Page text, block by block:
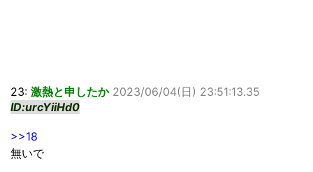
23: 激熱と申したか 2023/06/04(日) 23:51:13.35
ID:urcYiiHd0
>>18
無いで